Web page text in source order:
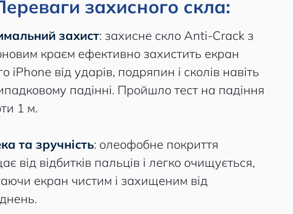
захисного скла:
захист: захисне скло Anti-Crack з
краєм ефективно захистить екран
iPhone від ударів, подряпин і сколів навіть
падінні. Пройшло тест на падіння
1 м.
та зручність: олеофобне покриття
від відбитків пальців і легко очищується,
екран чистим і захищеним від